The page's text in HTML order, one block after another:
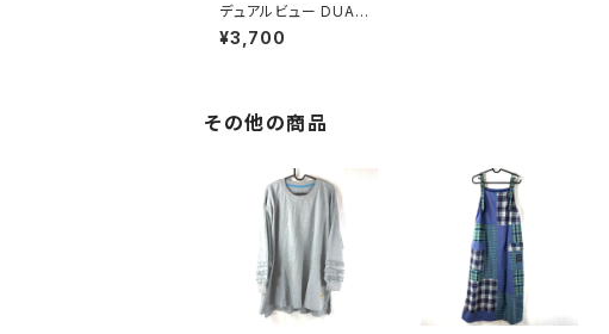
デュアルビュー DUAL
VIEW スカート 柄模様
花 フレア ウエストリボ
¥3,700
その他の商品